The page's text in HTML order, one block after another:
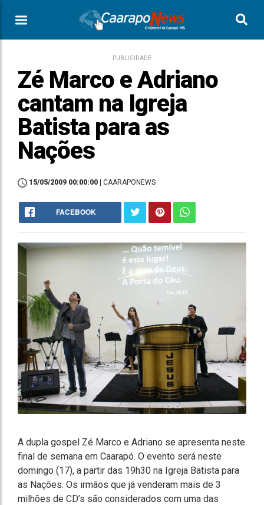
PUBLICIDADE
Zé Marco e Adriano
cantam na Igreja
Batista para as
Nações
15/05/2009 00:00:00 | CAARAPONEWS
FACEBOOK
A dupla gospel Zé Marco e Adriano se apresenta neste
final de semana em Caarapó. O evento será neste
domingo (17), a partir das 19h30 na Igreja Batista para
as Nações. Os irmãos que já venderam mais de 3
milhões de CD’s são considerados com uma das